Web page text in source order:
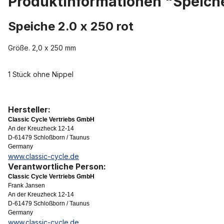
Speiche 2.0 x 250 rot
Größe. 2,0 x 250 mm
1 Stück ohne Nippel
Hersteller:
Classic Cycle Vertriebs GmbH
An der Kreuzheck 12-14
D-61479 Schloßborn / Taunus
Germany
www.classic-cycle.de
Verantwortliche Person:
Classic Cycle Vertriebs GmbH
Frank Jansen
An der Kreuzheck 12-14
D-61479 Schloßborn / Taunus
Germany